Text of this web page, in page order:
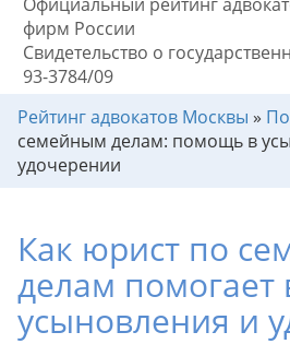
фирм России
Свидетельство о
93-3784/09
Рейтинг адвокатов Москвы »
семейным делам: помощь в
удочерении
Как юрист по
делам помогает
усыновления и